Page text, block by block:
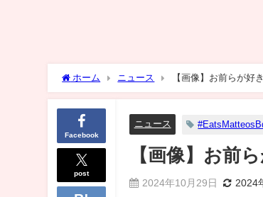
ホーム ニュース 【画像】お前らが好
Facebook
post
ニュース
【画像】お前
2024年10月29日 2024